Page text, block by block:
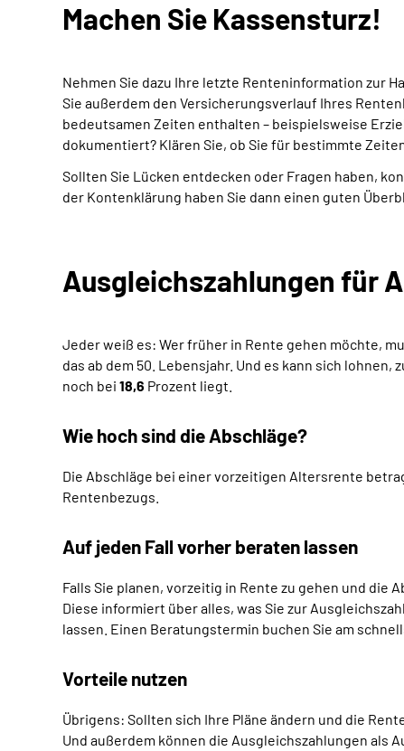
Machen Sie Kassensturz!
Nehmen Sie dazu Ihre letzte Renteninformation zur
Sie außerdem den Versicherungsverlauf Ihres
bedeutsamen Zeiten enthalten – beispielsweise
dokumentiert? Klären Sie, ob Sie für bestimmte
Sollten Sie Lücken entdecken oder Fragen haben,
der Kontenklärung haben Sie dann einen guten
Ausgleichszahlungen für
Jeder weiß es: Wer früher in Rente gehen möchte,
das ab dem 50. Lebensjahr. Und es kann sich
noch bei 18,6 Prozent liegt.
Wie hoch sind die Abschläge?
Die Abschläge bei einer vorzeitigen Altersrente
Rentenbezugs.
Auf jeden Fall vorher beraten lassen
Falls Sie planen, vorzeitig in Rente zu gehen und
Diese informiert über alles, was Sie zur
lassen. Einen Beratungstermin buchen Sie am
Vorteile nutzen
Übrigens: Sollten sich Ihre Pläne ändern und die
Und außerdem können die Ausgleichszahlungen